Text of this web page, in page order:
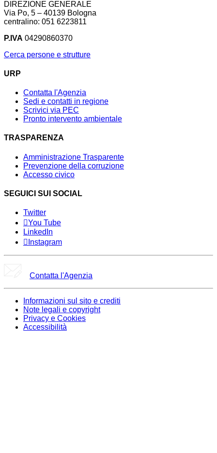
DIREZIONE GENERALE
Via Po, 5 – 40139 Bologna
centralino: 051 6223811
P.IVA 04290860370
Cerca persone e strutture
URP
Contatta l'Agenzia
Sedi e contatti in regione
Scrivici via PEC
Pronto intervento ambientale
TRASPARENZA
Amministrazione Trasparente
Prevenzione della corruzione
Accesso civico
SEGUICI SUI SOCIAL
Twitter
You Tube
LinkedIn
Instagram
Contatta l'Agenzia
Informazioni sul sito e crediti
Note legali e copyright
Privacy e Cookies
Accessibilità